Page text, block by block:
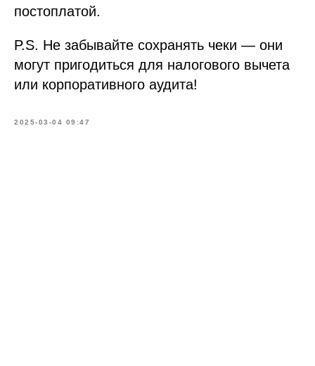
постоплатой.
P.S. Не забывайте сохранять чеки — они
могут пригодиться для налогового вычета
или корпоративного аудита!
2025-03-04 09:47